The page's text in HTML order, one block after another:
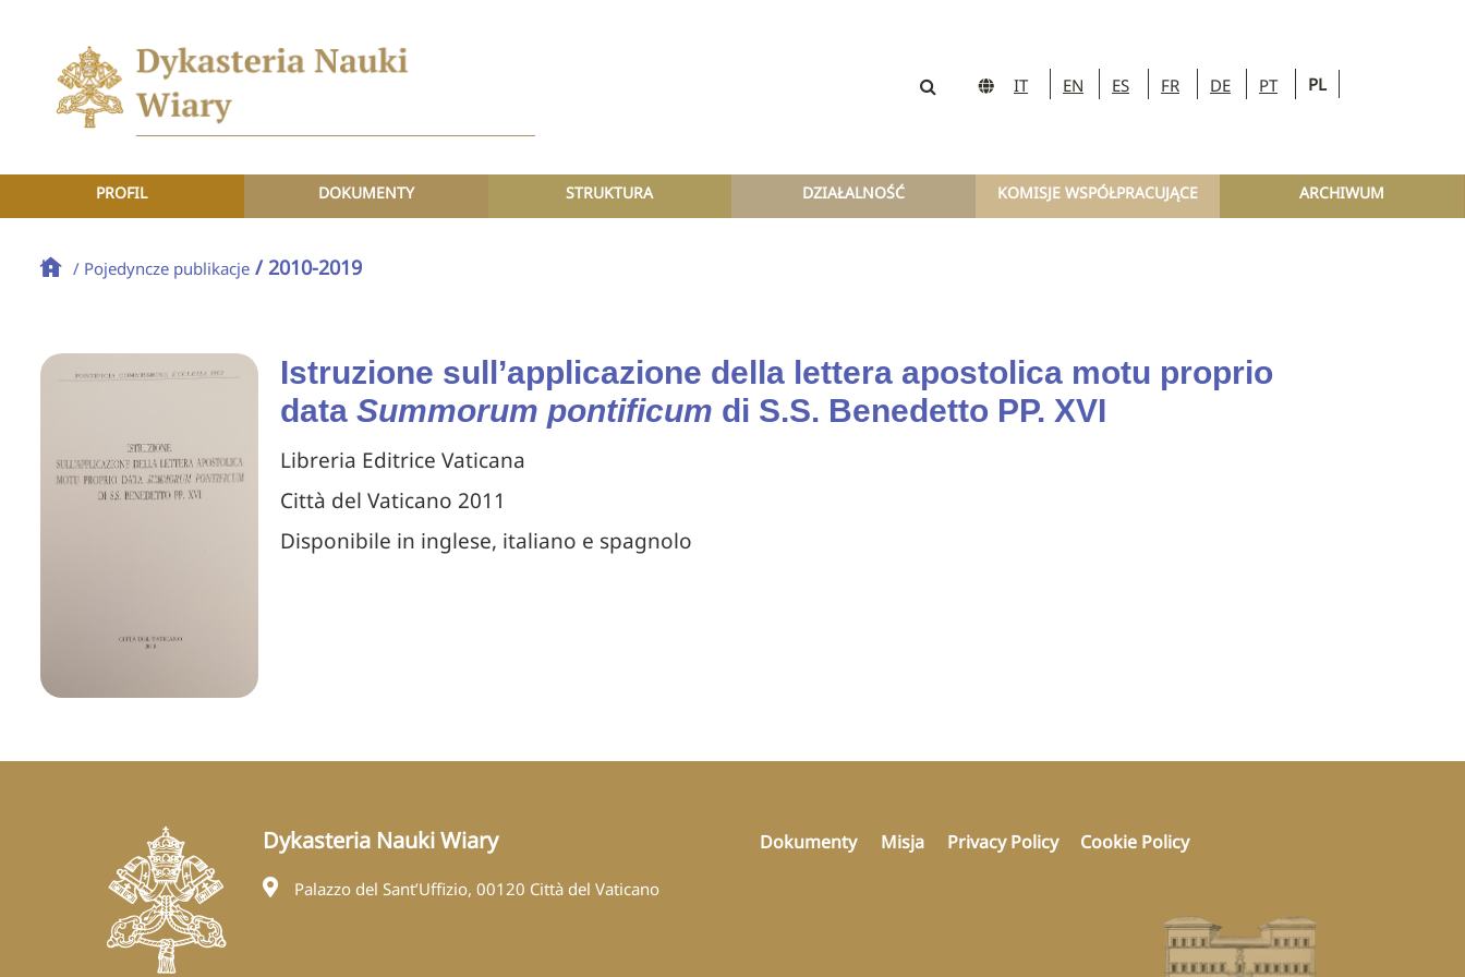
IT EN ES FR DE PT PL
PROFIL DOKUMENTY STRUKTURA DZIAŁALNOŚĆ KOMISJE WSPÓŁPRACUJĄCE ARCHIWUM
/ Pojedyncze publikacje / 2010-2019
Istruzione sull’applicazione della lettera apostolica motu proprio
data Summorum pontificum di S.S. Benedetto PP. XVI
Libreria Editrice Vaticana
Città del Vaticano 2011
Disponibile in inglese, italiano e spagnolo
Dykasteria Nauki Wiary
Palazzo del Sant’Uffizio, 00120 Città del Vaticano
Dokumenty Misja Privacy Policy Cookie Policy